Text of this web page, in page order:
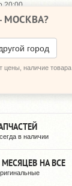
МОСКВА?
город
цены, наличие товара
20:00
ПОСТАВОК
в наличии
МЕСЯЦЕВ НА ВСЕ